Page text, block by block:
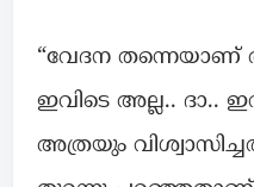
“വേദന
ഇവിടെ അല്ല.. ദാ..
അത്രയും